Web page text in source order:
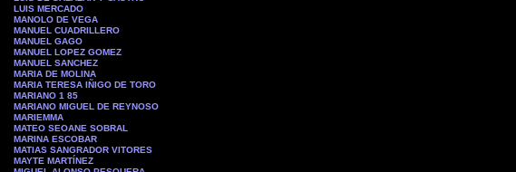
LUIS MERCADO
MANOLO DE VEGA
MANUEL CUADRILLERO
MANUEL GAGO
MANUEL LOPEZ GOMEZ
MANUEL SANCHEZ
MARIA DE MOLINA
MARIA TERESA IÑIGO DE TORO
MARIANO 1 85
MARIANO MIGUEL DE REYNOSO
MARIEMMA
MATEO SEOANE SOBRAL
MARINA ESCOBAR
MATIAS SANGRADOR VITORES
MAYTE MARTÍNEZ